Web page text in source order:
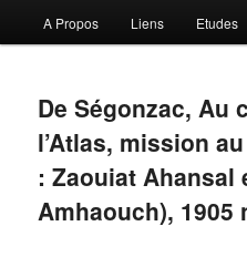
A Propos Liens Etudes
De Ségonzac, Au
l’Atlas, mission
: Zaouiat Ahansal
Amhaouch), 1905